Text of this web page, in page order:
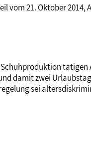
Frauen
Bildung
vom 21. Oktober 2014,
damit zwei
sei